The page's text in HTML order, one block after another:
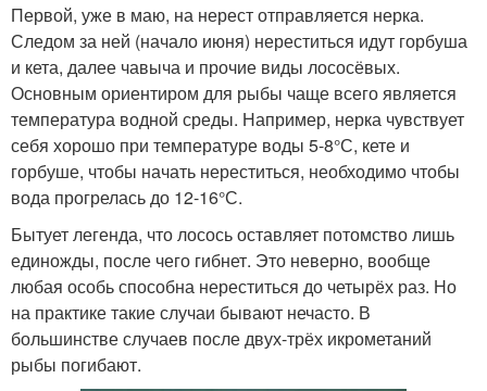
Первой, уже в маю, на нерест отправляется нерка.
Следом за ней (начало июня) нереститься идут горбуша
и кета, далее чавыча и прочие виды лососёвых.
Основным ориентиром для рыбы чаще всего является
температура водной среды. Например, нерка чувствует
себя хорошо при температуре воды 5-8°С, кете и
горбуше, чтобы начать нереститься, необходимо чтобы
вода прогрелась до 12-16°С.
Бытует легенда, что лосось оставляет потомство лишь
единожды, после чего гибнет. Это неверно, вообще
любая особь способна нереститься до четырёх раз. Но
на практике такие случаи бывают нечасто. В
большинстве случаев после двух-трёх икрометаний
рыбы погибают.